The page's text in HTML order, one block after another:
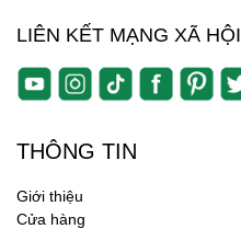
LIÊN KẾT MẠNG XÃ HỘI
THÔNG TIN
Giới thiệu
Cửa hàng